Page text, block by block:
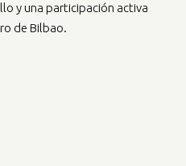
y una participación activa
de Bilbao.